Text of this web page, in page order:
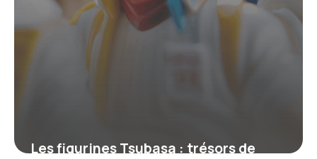
Les figurines Tsubasa : trésors de